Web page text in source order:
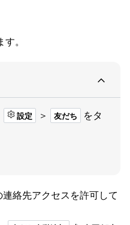
。
設定 ＞ 友だち
をタ
絡先アクセスを許可して